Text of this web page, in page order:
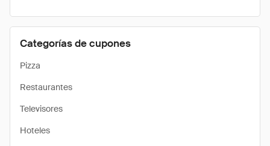
Categorías de cupones
Pizza
Restaurantes
Televisores
Hoteles